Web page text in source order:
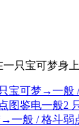
只宝可梦身上
宝可梦→一般
图鉴电一般2
→一般 / 格斗弱